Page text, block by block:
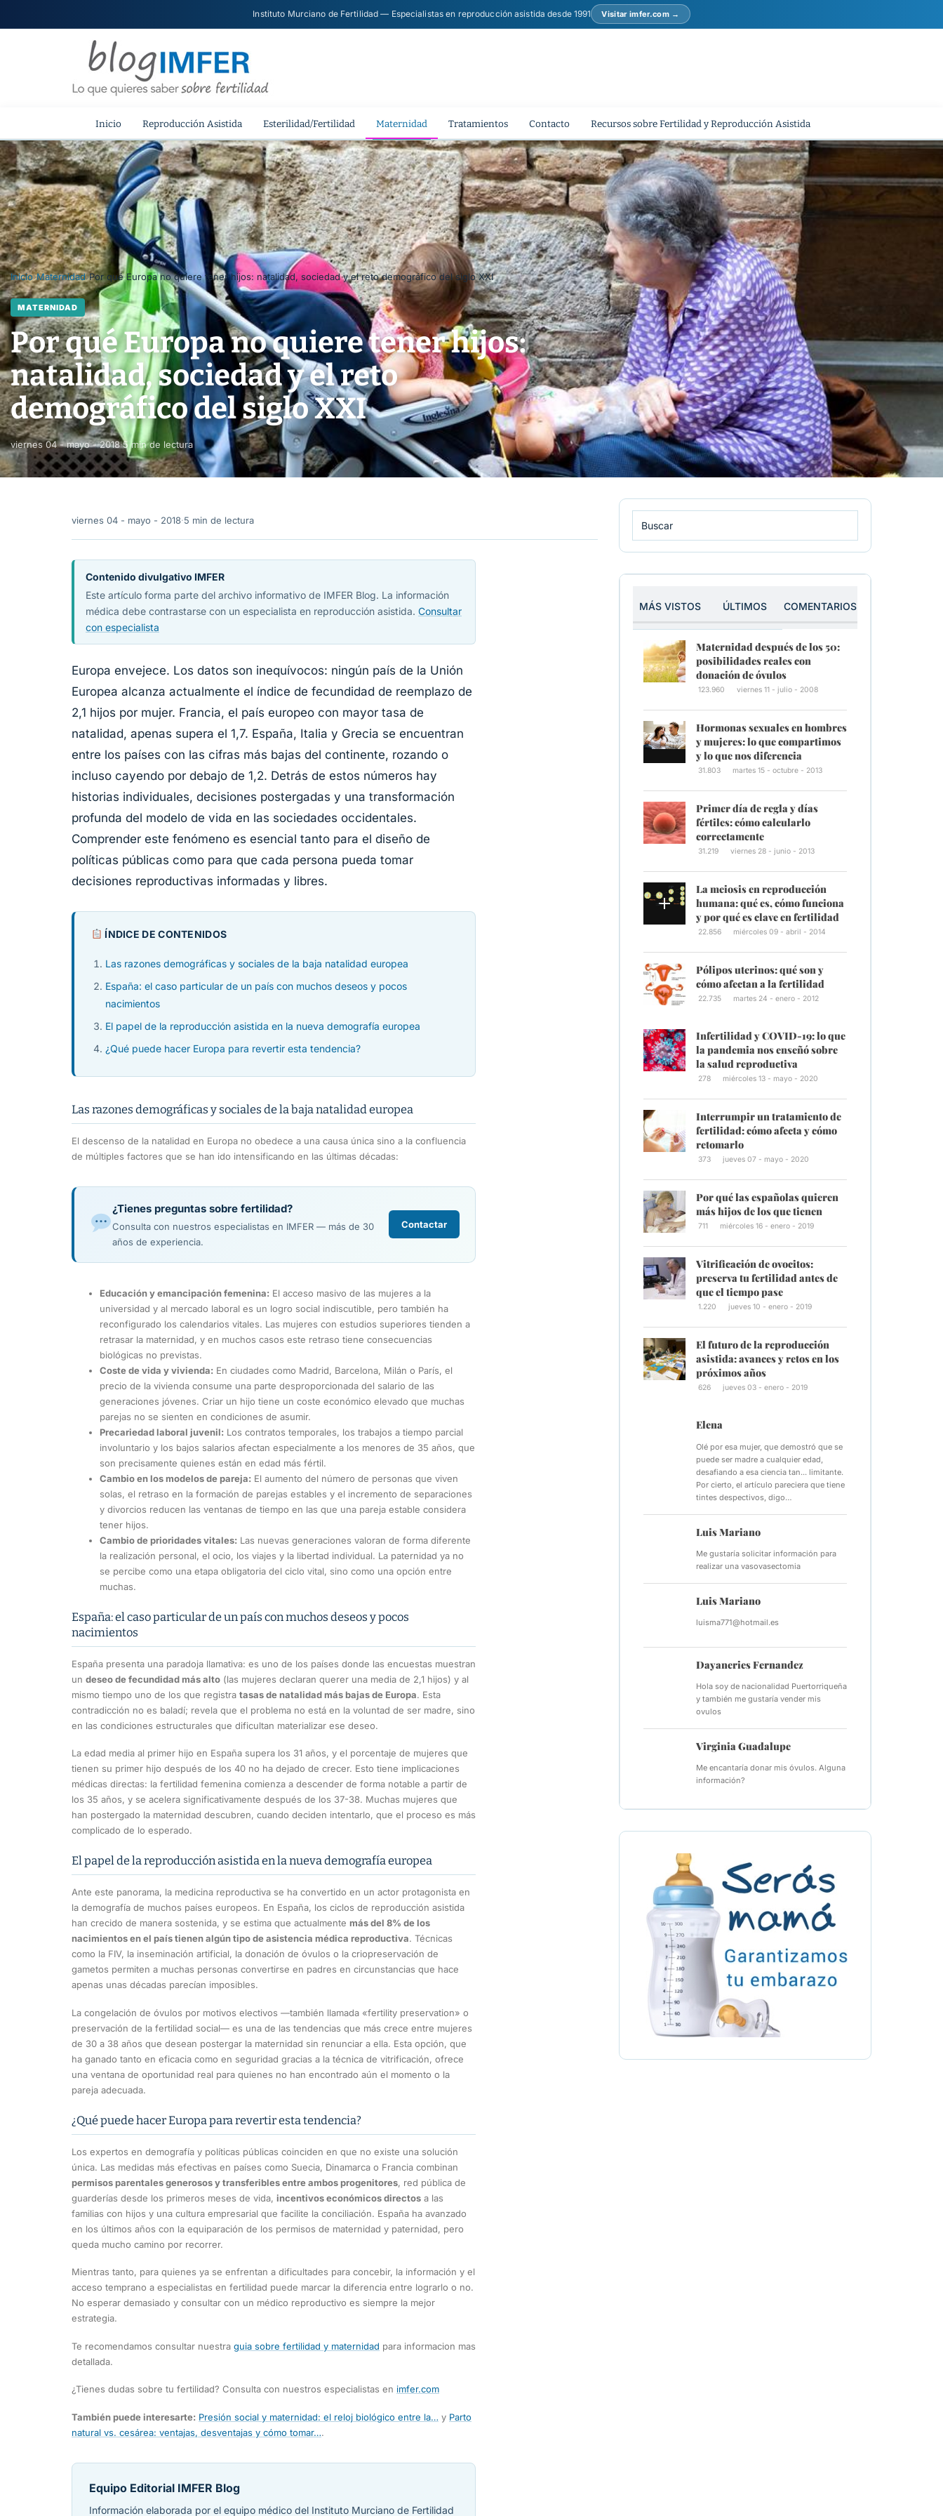
Instituto Murciano de Fertilidad — Especialistas en reproducción asistida desde 1991 Visitar imfer.com →
Inicio Reproducción Asistida Esterilidad/Fertilidad Maternidad Tratamientos Contacto Recursos sobre Fertilidad y Reproducción Asistida
Inicio›Maternidad›Por qué Europa no quiere tener hijos: natalidad, sociedad y el reto demográfico del siglo XXI
MATERNIDAD
Por qué Europa no quiere tener hijos:
natalidad, sociedad y el reto
demográfico del siglo XXI
viernes 04 - mayo - 2018·5 min de lectura
viernes 04 - mayo - 2018·5 min de lectura
Contenido divulgativo IMFER
Este artículo forma parte del archivo informativo de IMFER Blog. La información
médica debe contrastarse con un especialista en reproducción asistida. Consultar
con especialista
Europa envejece. Los datos son inequívocos: ningún país de la Unión
Europea alcanza actualmente el índice de fecundidad de reemplazo de
2,1 hijos por mujer. Francia, el país europeo con mayor tasa de
natalidad, apenas supera el 1,7. España, Italia y Grecia se encuentran
entre los países con las cifras más bajas del continente, rozando o
incluso cayendo por debajo de 1,2. Detrás de estos números hay
historias individuales, decisiones postergadas y una transformación
profunda del modelo de vida en las sociedades occidentales.
Comprender este fenómeno es esencial tanto para el diseño de
políticas públicas como para que cada persona pueda tomar
decisiones reproductivas informadas y libres.
ÍNDICE DE CONTENIDOS
Las razones demográficas y sociales de la baja natalidad europea
España: el caso particular de un país con muchos deseos y pocos
nacimientos
El papel de la reproducción asistida en la nueva demografía europea
¿Qué puede hacer Europa para revertir esta tendencia?
Las razones demográficas y sociales de la baja natalidad europea
El descenso de la natalidad en Europa no obedece a una causa única sino a la confluencia
de múltiples factores que se han ido intensificando en las últimas décadas:
¿Tienes preguntas sobre fertilidad?
Consulta con nuestros especialistas en IMFER — más de 30
años de experiencia.
Contactar
Educación y emancipación femenina: El acceso masivo de las mujeres a la
universidad y al mercado laboral es un logro social indiscutible, pero también ha
reconfigurado los calendarios vitales. Las mujeres con estudios superiores tienden a
retrasar la maternidad, y en muchos casos este retraso tiene consecuencias
biológicas no previstas.
Coste de vida y vivienda: En ciudades como Madrid, Barcelona, Milán o París, el
precio de la vivienda consume una parte desproporcionada del salario de las
generaciones jóvenes. Criar un hijo tiene un coste económico elevado que muchas
parejas no se sienten en condiciones de asumir.
Precariedad laboral juvenil: Los contratos temporales, los trabajos a tiempo parcial
involuntario y los bajos salarios afectan especialmente a los menores de 35 años, que
son precisamente quienes están en edad más fértil.
Cambio en los modelos de pareja: El aumento del número de personas que viven
solas, el retraso en la formación de parejas estables y el incremento de separaciones
y divorcios reducen las ventanas de tiempo en las que una pareja estable considera
tener hijos.
Cambio de prioridades vitales: Las nuevas generaciones valoran de forma diferente
la realización personal, el ocio, los viajes y la libertad individual. La paternidad ya no
se percibe como una etapa obligatoria del ciclo vital, sino como una opción entre
muchas.
España: el caso particular de un país con muchos deseos y pocos
nacimientos
España presenta una paradoja llamativa: es uno de los países donde las encuestas muestran
un deseo de fecundidad más alto (las mujeres declaran querer una media de 2,1 hijos) y al
mismo tiempo uno de los que registra tasas de natalidad más bajas de Europa. Esta
contradicción no es baladí; revela que el problema no está en la voluntad de ser madre, sino
en las condiciones estructurales que dificultan materializar ese deseo.
La edad media al primer hijo en España supera los 31 años, y el porcentaje de mujeres que
tienen su primer hijo después de los 40 no ha dejado de crecer. Esto tiene implicaciones
médicas directas: la fertilidad femenina comienza a descender de forma notable a partir de
los 35 años, y se acelera significativamente después de los 37-38. Muchas mujeres que
han postergado la maternidad descubren, cuando deciden intentarlo, que el proceso es más
complicado de lo esperado.
El papel de la reproducción asistida en la nueva demografía europea
Ante este panorama, la medicina reproductiva se ha convertido en un actor protagonista en
la demografía de muchos países europeos. En España, los ciclos de reproducción asistida
han crecido de manera sostenida, y se estima que actualmente más del 8% de los
nacimientos en el país tienen algún tipo de asistencia médica reproductiva. Técnicas
como la FIV, la inseminación artificial, la donación de óvulos o la criopreservación de
gametos permiten a muchas personas convertirse en padres en circunstancias que hace
apenas unas décadas parecían imposibles.
La congelación de óvulos por motivos electivos —también llamada «fertility preservation» o
preservación de la fertilidad social— es una de las tendencias que más crece entre mujeres
de 30 a 38 años que desean postergar la maternidad sin renunciar a ella. Esta opción, que
ha ganado tanto en eficacia como en seguridad gracias a la técnica de vitrificación, ofrece
una ventana de oportunidad real para quienes no han encontrado aún el momento o la
pareja adecuada.
¿Qué puede hacer Europa para revertir esta tendencia?
Los expertos en demografía y políticas públicas coinciden en que no existe una solución
única. Las medidas más efectivas en países como Suecia, Dinamarca o Francia combinan
permisos parentales generosos y transferibles entre ambos progenitores, red pública de
guarderías desde los primeros meses de vida, incentivos económicos directos a las
familias con hijos y una cultura empresarial que facilite la conciliación. España ha avanzado
en los últimos años con la equiparación de los permisos de maternidad y paternidad, pero
queda mucho camino por recorrer.
Mientras tanto, para quienes ya se enfrentan a dificultades para concebir, la información y el
acceso temprano a especialistas en fertilidad puede marcar la diferencia entre lograrlo o no.
No esperar demasiado y consultar con un médico reproductivo es siempre la mejor
estrategia.
Te recomendamos consultar nuestra guia sobre fertilidad y maternidad para informacion mas
detallada.
¿Tienes dudas sobre tu fertilidad? Consulta con nuestros especialistas en imfer.com
También puede interesarte: Presión social y maternidad: el reloj biológico entre la… y Parto
natural vs. cesárea: ventajas, desventajas y cómo tomar….
Equipo Editorial IMFER Blog
Información elaborada por el equipo médico del Instituto Murciano de Fertilidad
MÁS VISTOS ÚLTIMOS COMENTARIOS
Maternidad después de los 50:
posibilidades reales con
donación de óvulos
123.960 viernes 11 - julio - 2008
Hormonas sexuales en hombres
y mujeres: lo que compartimos
y lo que nos diferencia
31.803 martes 15 - octubre - 2013
Primer día de regla y días
fértiles: cómo calcularlo
correctamente
31.219 viernes 28 - junio - 2013
La meiosis en reproducción
humana: qué es, cómo funciona
y por qué es clave en fertilidad
22.856 miércoles 09 - abril - 2014
Pólipos uterinos: qué son y
cómo afectan a la fertilidad
22.735 martes 24 - enero - 2012
Infertilidad y COVID-19: lo que
la pandemia nos enseñó sobre
la salud reproductiva
278 miércoles 13 - mayo - 2020
Interrumpir un tratamiento de
fertilidad: cómo afecta y cómo
retomarlo
373 jueves 07 - mayo - 2020
Por qué las españolas quieren
más hijos de los que tienen
711 miércoles 16 - enero - 2019
Vitrificación de ovocitos:
preserva tu fertilidad antes de
que el tiempo pase
1.220 jueves 10 - enero - 2019
El futuro de la reproducción
asistida: avances y retos en los
próximos años
626 jueves 03 - enero - 2019
Elena
Olé por esa mujer, que demostró que se
puede ser madre a cualquier edad,
desafiando a esa ciencia tan... limitante.
Por cierto, el artículo pareciera que tiene
tintes despectivos, digo…
Luis Mariano
Me gustaría solicitar información para
realizar una vasovasectomia
Luis Mariano
luisma771@hotmail.es
Dayaneries Fernandez
Hola soy de nacionalidad Puertorriqueña
y también me gustaría vender mis
ovulos
Virginia Guadalupe
Me encantaría donar mis óvulos. Alguna
información?